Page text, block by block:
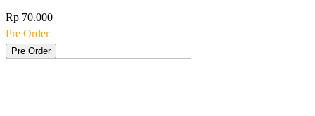
Rp 70.000
Pre Order
Pre Order